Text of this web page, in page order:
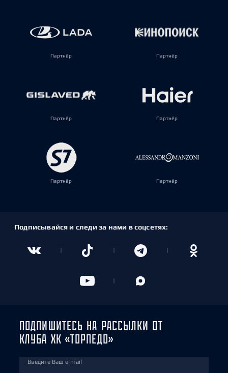
Партнёр Партнёр
Партнёр Партнёр
Партнёр Партнёр
Подписывайся и следи за нами в соцсетях:
ПОДПИШИТЕСЬ НА РАССЫЛКИ ОТ
КЛУБА ХК «ТОРПЕДО»
Введите Ваш e-mail